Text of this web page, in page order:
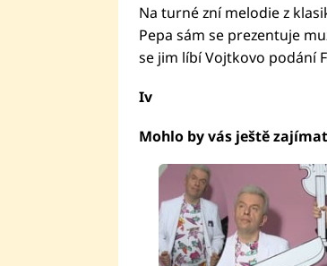
Na turné zní melodie z
Pepa sám se prezentuje
se jim líbí Vojtkovo podání
Iv
Mohlo by vás ještě